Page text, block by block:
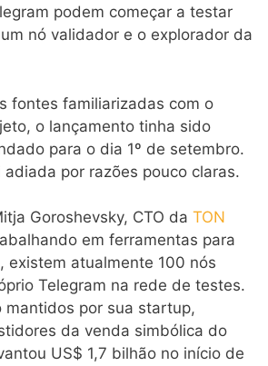
podem começar a testar
nó validador e o explorador da
fontes familiarizadas com o
o lançamento tinha sido
para o dia 1º de setembro.
por razões pouco claras.
Goroshevsky, CTO da TON
em ferramentas para
existem atualmente 100 nós
Telegram na rede de testes.
mantidos por sua startup,
da venda simbólica do
US$ 1,7 bilhão no início de